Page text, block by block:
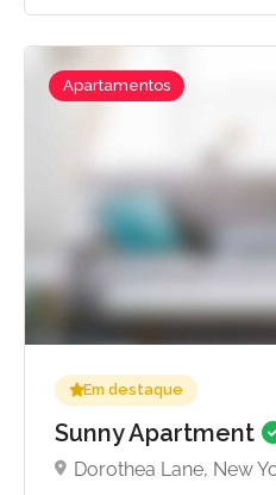
Sem avaliações ainda
Apartamentos
Em destaque
Sunny Apartment
Dorothea Lane, New